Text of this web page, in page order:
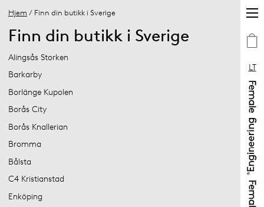
LT
Hjem / Finn din butikk i Sverige
Finn din butikk i Sverige
Alingsås Storken
Barkarby
Borlänge Kupolen
Borås City
Borås Knallerian
Bromma
Bålsta
C4 Kristianstad
Enköping